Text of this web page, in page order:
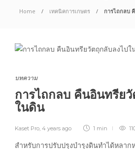
Home เทคนิคการเกษตร การไถกลบ
บทความ
การไถกลบ คืนอินทรีย
ในดิน
Kaset Pro, 4 years ago 1 min
สำหรับการปรับปรุงบำรุงดินทำได้หลา